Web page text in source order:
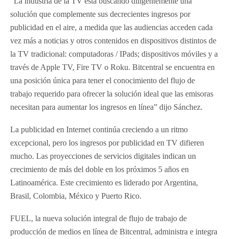
solución que complemente sus decrecientes ingresos por
publicidad en el aire, a medida que las audiencias acceden cada
vez más a noticias y otros contenidos en dispositivos distintos de
la TV tradicional: computadoras / IPads; dispositivos móviles y a
través de Apple TV, Fire TV o Roku. Bitcentral se encuentra en
una posición única para tener el conocimiento del flujo de
trabajo requerido para ofrecer la solución ideal que las emisoras
necesitan para aumentar los ingresos en línea” dijo Sánchez.
La publicidad en Internet continúa creciendo a un ritmo
excepcional, pero los ingresos por publicidad en TV difieren
mucho. Las proyecciones de servicios digitales indican un
crecimiento de más del doble en los próximos 5 años en
Latinoamérica. Este crecimiento es liderado por Argentina,
Brasil, Colombia, México y Puerto Rico.
FUEL, la nueva solución integral de flujo de trabajo de
producción de medios en línea de Bitcentral, administra e integra